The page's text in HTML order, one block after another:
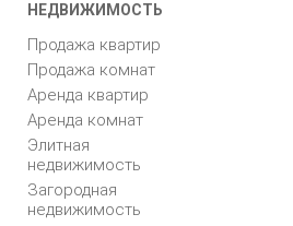
НЕДВИЖИМОСТЬ
Продажа квартир
Продажа комнат
Аренда квартир
Аренда комнат
Элитная
недвижимость
Загородная
недвижимость